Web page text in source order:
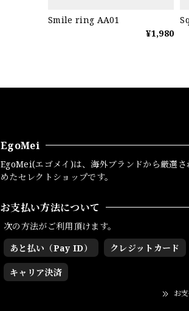
Smile ring AA01
¥1,980
EgoMei
EgoMei(エゴメイ)は、海外ブランドから厳選さ
めたセレクトショップです。
お支払い方法について
次の方法がご利用頂けます。
あと払い（Pay ID）
クレジットカード
キャリア決済
お